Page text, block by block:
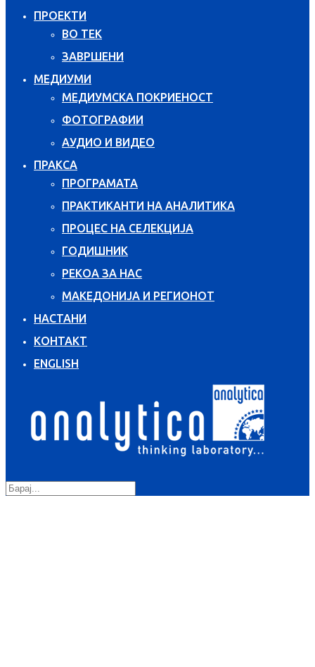
ПРОЕКТИ
ВО ТЕК
ЗАВРШЕНИ
МЕДИУМИ
МЕДИУМСКА ПОКРИЕНОСТ
ФОТОГРАФИИ
АУДИО И ВИДЕО
ПРАКСА
ПРОГРАМАТА
ПРАКТИКАНТИ НА АНАЛИТИКА
ПРОЦЕС НА СЕЛЕКЦИЈА
ГОДИШНИК
РЕКОА ЗА НАС
МАКЕДОНИЈА И РЕГИОНОТ
НАСТАНИ
КОНТАКТ
ENGLISH